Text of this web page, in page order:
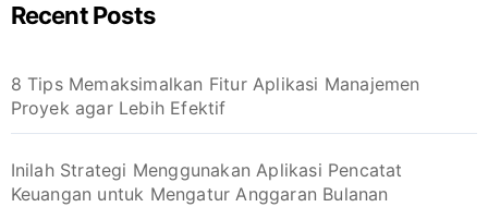
Recent Posts
8 Tips Memaksimalkan Fitur Aplikasi Manajemen
Proyek agar Lebih Efektif
Inilah Strategi Menggunakan Aplikasi Pencatat
Keuangan untuk Mengatur Anggaran Bulanan